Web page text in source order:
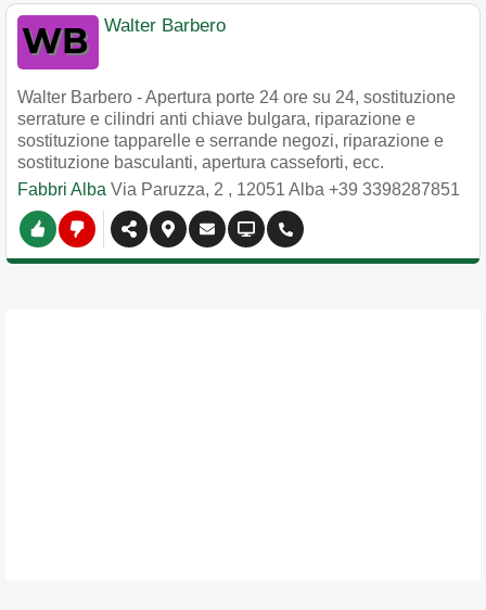
Walter Barbero
Walter Barbero - Apertura porte 24 ore su 24, sostituzione
serrature e cilindri anti chiave bulgara, riparazione e
sostituzione tapparelle e serrande negozi, riparazione e
sostituzione basculanti, apertura casseforti, ecc.
Fabbri Alba Via Paruzza, 2 , 12051 Alba +39 3398287851